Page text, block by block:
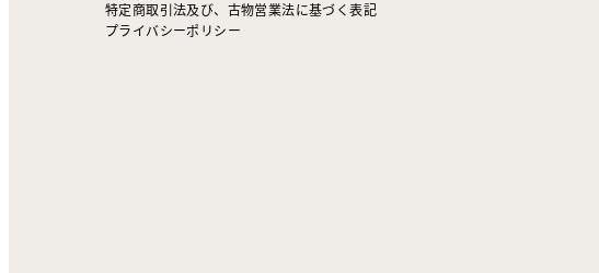
特定商取引法及び、古物営業法に基づく表記
プライバシーポリシー